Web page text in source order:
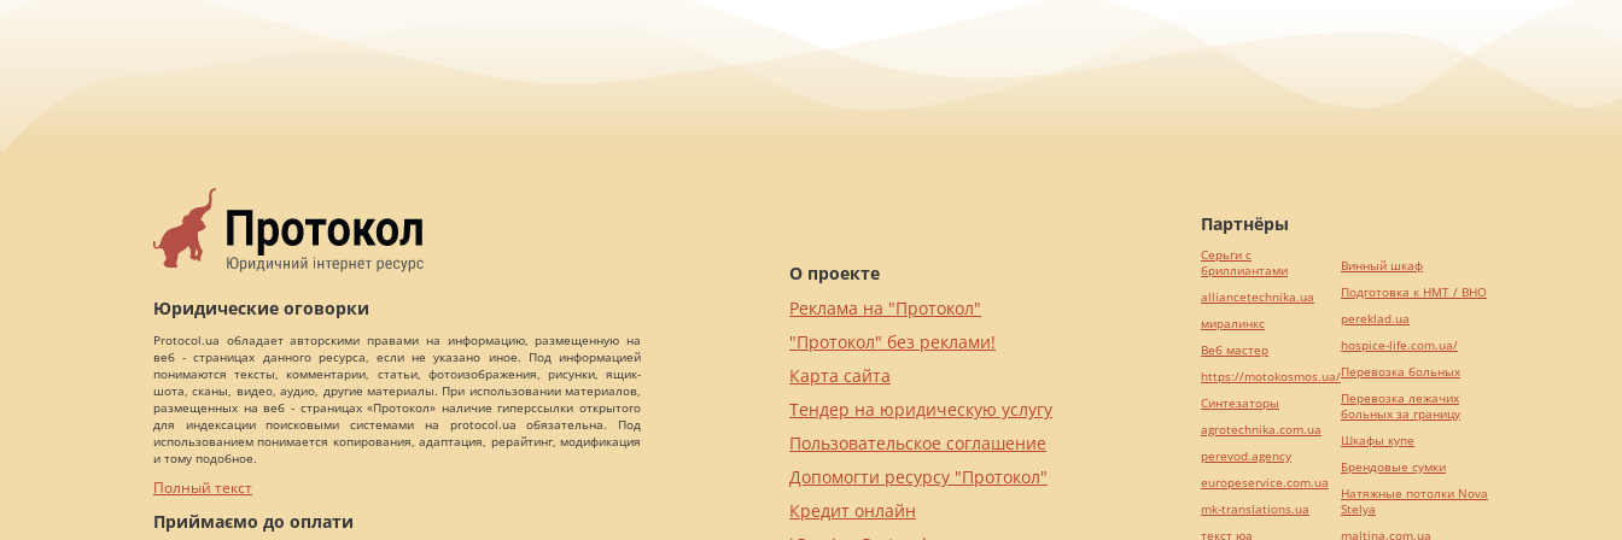
Юридические оговорки
Protocol.ua обладает авторскими правами на информацию, размещенную на
веб - страницах данного ресурса, если не указано иное. Под информацией
понимаются тексты, комментарии, статьи, фотоизображения, рисунки, ящик-
шота, сканы, видео, аудио, другие материалы. При использовании материалов,
размещенных на веб - страницах «Протокол» наличие гиперссылки открытого
для индексации поисковыми системами на protocol.ua обязательна. Под
использованием понимается копирования, адаптация, рерайтинг, модификация
и тому подобное.
Полный текст
Приймаємо до оплати
О проекте
Реклама на "Протокол"
"Протокол" без реклами!
Карта сайта
Тендер на юридическую услугу
Пользовательское соглашение
Допомогти ресурсу "Протокол"
Кредит онлайн
Партнёры
Серьги с
бриллиантами
alliancetechnika.ua
миралинкс
Веб мастер
https://motokosmos.ua/
Синтезаторы
agrotechnika.com.ua
perevod.agency
europeservice.com.ua
mk-translations.ua
текст юа
Винный шкаф
Подготовка к НМТ / ВНО
pereklad.ua
hospice-life.com.ua/
Перевозка больных
Перевозка лежачих
больных за границу
Шкафы купе
Брендовые сумки
Натяжные потолки Nova
Stelya
maltina.com.ua